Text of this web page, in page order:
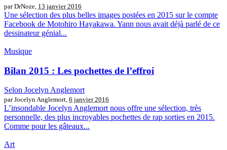
par DrNoze, 13 janvier 2016
Une sélection des plus belles images postées en 2015 sur le compte
Facebook de Motohiro Hayakawa. Yann nous avait déjà parlé de ce
dessinateur génial...
Musique
Bilan 2015 : Les pochettes de l’effroi
Selon Jocelyn Anglemort
par Jocelyn Anglemort, 6 janvier 2016
L’insondable Jocelyn Anglemort nous offre une sélection, très
personnelle, des plus incroyables pochettes de rap sorties en 2015.
Comme pour les gâteaux...
Art